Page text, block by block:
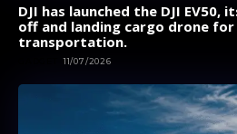
DJI has launched the DJI
off and landing cargo drone
transportation.
11/07/2026